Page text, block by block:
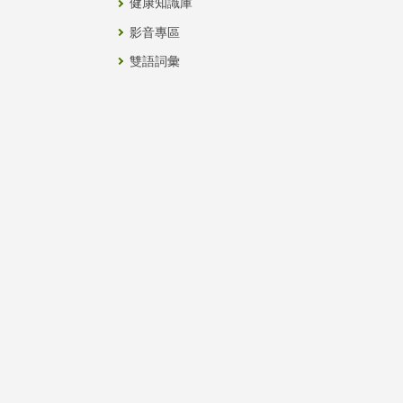
健康知識庫
影音專區
雙語詞彙